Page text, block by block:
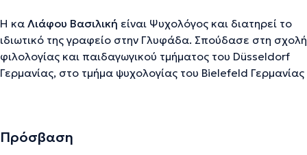
Η κα Λιάφου Βασιλική είναι Ψυχολόγος και διατηρεί το
ιδιωτικό της γραφείο στην Γλυφάδα. Σπούδασε στη σχολή
φιλολογίας και παιδαγωγικού τμήματος του Düsseldorf
Γερμανίας, στο τμήμα ψυχολογίας του Bielefeld Γερμανίας
διερευνήσετε σε βάθος κομμάτια του εαυτού σας, σε
Πρόσβαση